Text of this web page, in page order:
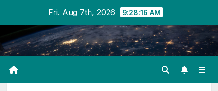
content
Fri. Aug 7th, 2026 9:28:17 AM